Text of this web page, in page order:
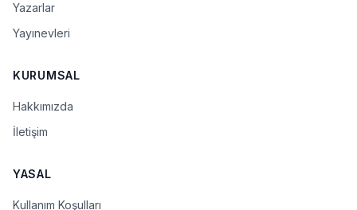
Yazarlar
Yayınevleri
KURUMSAL
Hakkımızda
İletişim
YASAL
Kullanım Koşulları